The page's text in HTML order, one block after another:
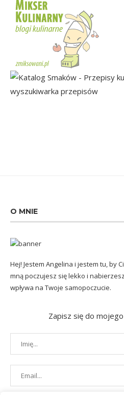
O MNIE
Hej! Jestem Angelina i jestem tu, by
mną poczujesz się lekko i
wpływa na Twoje samopoczucie.
Zapisz się do mojego